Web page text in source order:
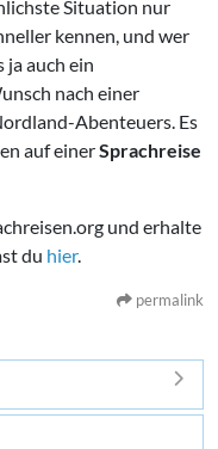
Situation nur
kennen, und wer
auch ein
nach einer
Abenteuers. Es
auf einerSprachreise
und erhalte
du hier.
permalink